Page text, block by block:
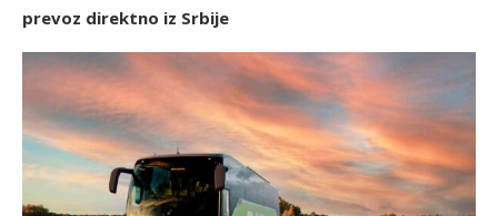
prevoz direktno iz Srbije